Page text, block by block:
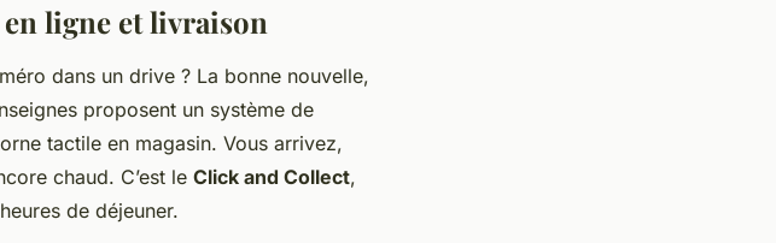
ligne et livraison
dans un drive ? La bonne nouvelle,
proposent un système de
tactile en magasin. Vous arrivez,
chaud. C’est le Click and Collect,
de déjeuner.